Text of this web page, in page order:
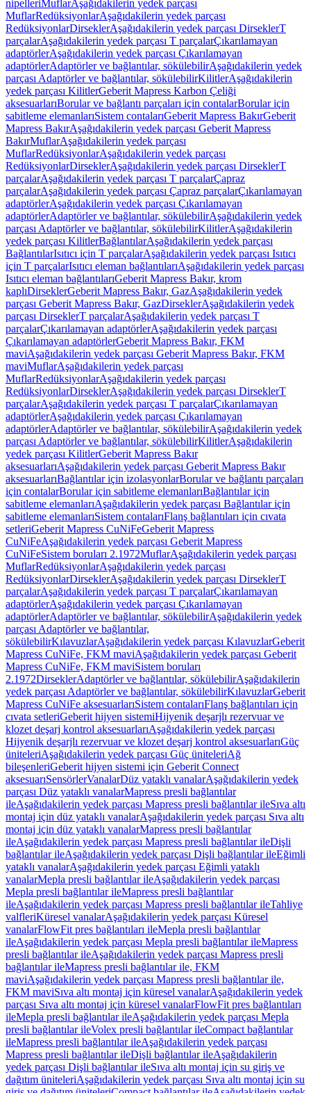
nipelleriMuflarAşağıdakilerin yedek parçası
MuflarRedüksiyonlarAşağıdakilerin yedek parçası
RedüksiyonlarDirseklerAşağıdakilerin yedek parçası DirseklerT
parçalarAşağıdakilerin yedek parçası T parçalarÇıkarılamayan
adaptörlerAşağıdakilerin yedek parçası Çıkarılamayan
adaptörlerAdaptörler ve bağlantılar, sökülebilirAşağıdakilerin yedek
parçası Adaptörler ve bağlantılar, sökülebilirKilitlerAşağıdakilerin
yedek parçası KilitlerGeberit Mapress Karbon Çeliği
aksesuarlarıBorular ve bağlantı parçaları için contalarBorular için
sabitleme elemanlarıSistem contalarıGeberit Mapress BakırGeberit
Mapress BakırAşağıdakilerin yedek parçası Geberit Mapress
BakırMuflarAşağıdakilerin yedek parçası
MuflarRedüksiyonlarAşağıdakilerin yedek parçası
RedüksiyonlarDirseklerAşağıdakilerin yedek parçası DirseklerT
parçalarAşağıdakilerin yedek parçası T parçalarÇapraz
parçalarAşağıdakilerin yedek parçası Çapraz parçalarÇıkarılamayan
adaptörlerAşağıdakilerin yedek parçası Çıkarılamayan
adaptörlerAdaptörler ve bağlantılar, sökülebilirAşağıdakilerin yedek
parçası Adaptörler ve bağlantılar, sökülebilirKilitlerAşağıdakilerin
yedek parçası KilitlerBağlantılarAşağıdakilerin yedek parçası
BağlantılarIsıtıcı için T parçalarAşağıdakilerin yedek parçası Isıtıcı
için T parçalarIsıtıcı eleman bağlantılarıAşağıdakilerin yedek parçası
Isıtıcı eleman bağlantılarıGeberit Mapress Bakır, krom
kaplıDirseklerGeberit Mapress Bakır, GazAşağıdakilerin yedek
parçası Geberit Mapress Bakır, GazDirseklerAşağıdakilerin yedek
parçası DirseklerT parçalarAşağıdakilerin yedek parçası T
parçalarÇıkarılamayan adaptörlerAşağıdakilerin yedek parçası
Çıkarılamayan adaptörlerGeberit Mapress Bakır, FKM
maviAşağıdakilerin yedek parçası Geberit Mapress Bakır, FKM
maviMuflarAşağıdakilerin yedek parçası
MuflarRedüksiyonlarAşağıdakilerin yedek parçası
RedüksiyonlarDirseklerAşağıdakilerin yedek parçası DirseklerT
parçalarAşağıdakilerin yedek parçası T parçalarÇıkarılamayan
adaptörlerAşağıdakilerin yedek parçası Çıkarılamayan
adaptörlerAdaptörler ve bağlantılar, sökülebilirAşağıdakilerin yedek
parçası Adaptörler ve bağlantılar, sökülebilirKilitlerAşağıdakilerin
yedek parçası KilitlerGeberit Mapress Bakır
aksesuarlarıAşağıdakilerin yedek parçası Geberit Mapress Bakır
aksesuarlarıBağlantılar için izolasyonlarBorular ve bağlantı parçaları
için contalarBorular için sabitleme elemanlarıBağlantılar için
sabitleme elemanlarıAşağıdakilerin yedek parçası Bağlantılar için
sabitleme elemanlarıSistem contalarıFlanş bağlantıları için cıvata
setleriGeberit Mapress CuNiFeGeberit Mapress
CuNiFeAşağıdakilerin yedek parçası Geberit Mapress
CuNiFeSistem boruları 2.1972MuflarAşağıdakilerin yedek parçası
MuflarRedüksiyonlarAşağıdakilerin yedek parçası
RedüksiyonlarDirseklerAşağıdakilerin yedek parçası DirseklerT
parçalarAşağıdakilerin yedek parçası T parçalarÇıkarılamayan
adaptörlerAşağıdakilerin yedek parçası Çıkarılamayan
adaptörlerAdaptörler ve bağlantılar, sökülebilirAşağıdakilerin yedek
parçası Adaptörler ve bağlantılar,
sökülebilirKılavuzlarAşağıdakilerin yedek parçası KılavuzlarGeberit
Mapress CuNiFe, FKM maviAşağıdakilerin yedek parçası Geberit
Mapress CuNiFe, FKM maviSistem boruları
2.1972DirseklerAdaptörler ve bağlantılar, sökülebilirAşağıdakilerin
yedek parçası Adaptörler ve bağlantılar, sökülebilirKılavuzlarGeberit
Mapress CuNiFe aksesuarlarıSistem contalarıFlanş bağlantıları için
cıvata setleriGeberit hijyen sistemiHijyenik deşarjlı rezervuar ve
klozet deşarj kontrol aksesuarlarıAşağıdakilerin yedek parçası
Hijyenik deşarjlı rezervuar ve klozet deşarj kontrol aksesuarlarıGüç
üniteleriAşağıdakilerin yedek parçası Güç üniteleriAğ
bileşenleriGeberit hijyen sistemi için Geberit Connect
aksesuarıSensörlerVanalarDüz yataklı vanalarAşağıdakilerin yedek
parçası Düz yataklı vanalarMapress presli bağlantılar
ileAşağıdakilerin yedek parçası Mapress presli bağlantılar ileSıva altı
montaj için düz yataklı vanalarAşağıdakilerin yedek parçası Sıva altı
montaj için düz yataklı vanalarMapress presli bağlantılar
ileAşağıdakilerin yedek parçası Mapress presli bağlantılar ileDişli
bağlantılar ileAşağıdakilerin yedek parçası Dişli bağlantılar ileEğimli
yataklı vanalarAşağıdakilerin yedek parçası Eğimli yataklı
vanalarMepla presli bağlantılar ileAşağıdakilerin yedek parçası
Mepla presli bağlantılar ileMapress presli bağlantılar
ileAşağıdakilerin yedek parçası Mapress presli bağlantılar ileTahliye
valfleriKüresel vanalarAşağıdakilerin yedek parçası Küresel
vanalarFlowFit pres bağlantıları ileMepla presli bağlantılar
ileAşağıdakilerin yedek parçası Mepla presli bağlantılar ileMapress
presli bağlantılar ileAşağıdakilerin yedek parçası Mapress presli
bağlantılar ileMapress presli bağlantılar ile, FKM
maviAşağıdakilerin yedek parçası Mapress presli bağlantılar ile,
FKM maviSıva altı montaj için küresel vanalarAşağıdakilerin yedek
parçası Sıva altı montaj için küresel vanalarFlowFit pres bağlantıları
ileMepla presli bağlantılar ileAşağıdakilerin yedek parçası Mepla
presli bağlantılar ileVolex presli bağlantılar ileCompact bağlantılar
ileMapress presli bağlantılar ileAşağıdakilerin yedek parçası
Mapress presli bağlantılar ileDişli bağlantılar ileAşağıdakilerin
yedek parçası Dişli bağlantılar ileSıva altı montaj için su giriş ve
dağıtım üniteleriAşağıdakilerin yedek parçası Sıva altı montaj için su